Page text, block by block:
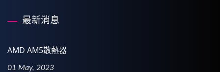
最新消息
AMD AM5散熱器
01 May, 2023